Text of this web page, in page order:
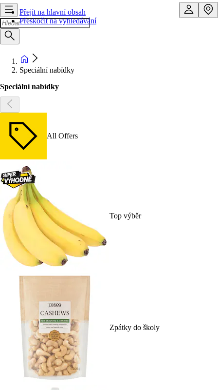
Přejít na hlavní obsah
Přeskočit na vyhledávání
Speciální nabídky
Speciální nabídky
All Offers
Top výběr
Zpátky do školy